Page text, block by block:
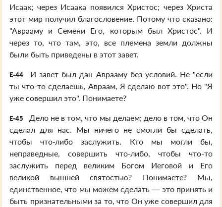
Исаак; через Исаака появился Христос; через Христа
этот мир получил благословение. Потому что сказано:
"Аврааму и Семени Его, которым был Христос". И
через то, что там, это, все племена земли должны
были быть приведены в этот завет.
E-44
И завет был дан Аврааму без условий. Не "если
ты что-то сделаешь, Авраам, Я сделаю вот это". Но "Я
уже совершил это". Понимаете?
E-45
Дело не в том, что мы делаем; дело в том, что Он
сделал для нас. Мы ничего не смогли бы сделать,
чтобы что-либо заслужить. Кто мы могли бы,
неправедные, совершить что-либо, чтобы что-то
заслужить перед великим Богом Иеговой и Его
великой вышней святостью? Понимаете? Мы,
единственное, что мы можем сделать — это принять и
быть признательными за то, что Он уже совершил для